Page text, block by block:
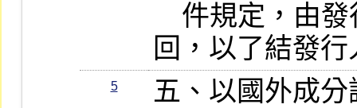
回，以了結發
5
五、以國外成